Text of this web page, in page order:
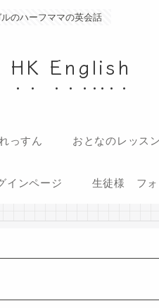
のハーフママの英会話
English
っすん おとなのレッスン
ンページ 生徒様 フォ